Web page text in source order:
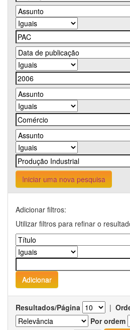
Iniciar uma nova pesquisa
Adicionar filtros:
Utilizar filtros para refinar o
Resultados/Página |
Por ordem